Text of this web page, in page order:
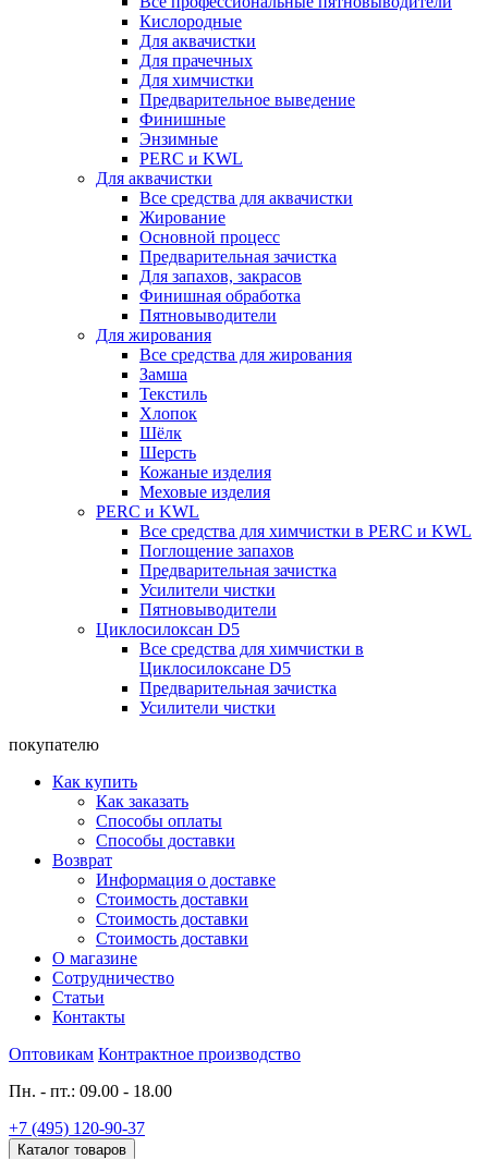
Кислородные
Для аквачистки
Для прачечных
Для химчистки
Предварительное выведение
Финишные
Энзимные
PERC и KWL
Для аквачистки
Все средства для аквачистки
Жирование
Основной процесс
Предварительная зачистка
Для запахов, закрасов
Финишная обработка
Пятновыводители
Для жирования
Все средства для жирования
Замша
Текстиль
Хлопок
Шёлк
Шерсть
Кожаные изделия
Меховые изделия
PERC и KWL
Все средства для химчистки в PERC и KWL
Поглощение запахов
Предварительная зачистка
Усилители чистки
Пятновыводители
Циклосилоксан D5
Все средства для химчистки в
Циклосилоксане D5
Предварительная зачистка
Усилители чистки
покупателю
Как купить
Как заказать
Способы оплаты
Способы доставки
Возврат
Информация о доставке
Стоимость доставки
Стоимость доставки
Стоимость доставки
О магазине
Сотрудничество
Статьи
Контакты
Оптовикам Контрактное производство
Пн. - пт.: 09.00 - 18.00
+7 (495) 120-90-37
Каталог товаров